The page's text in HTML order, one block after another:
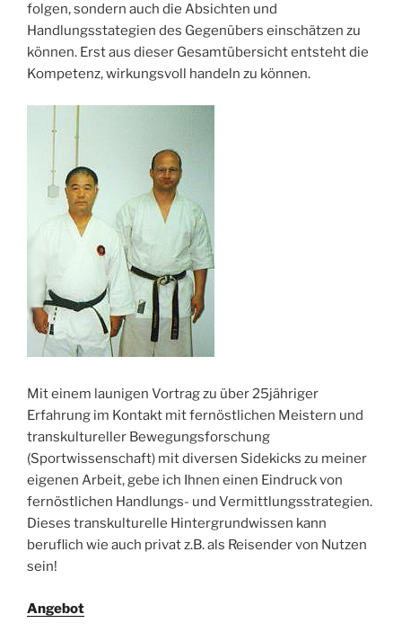
folgen, sondern auch die Absichten und
Handlungsstategien des Gegenübers einschätzen zu
können. Erst aus dieser Gesamtübersicht entsteht die
Kompetenz, wirkungsvoll handeln zu können.
Mit einem launigen Vortrag zu über 25jähriger
Erfahrung im Kontakt mit fernöstlichen Meistern und
transkultureller Bewegungsforschung
(Sportwissenschaft) mit diversen Sidekicks zu meiner
eigenen Arbeit, gebe ich Ihnen einen Eindruck von
fernöstlichen Handlungs- und Vermittlungsstrategien.
Dieses transkulturelle Hintergrundwissen kann
beruflich wie auch privat z.B. als Reisender von Nutzen
sein!
Angebot